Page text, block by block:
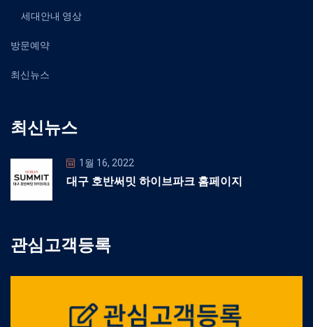
세대안내 영상
방문예약
최신뉴스
최신뉴스
1월 16, 2022
대구 호반써밋 하이브파크 홈페이지
관심고객등록